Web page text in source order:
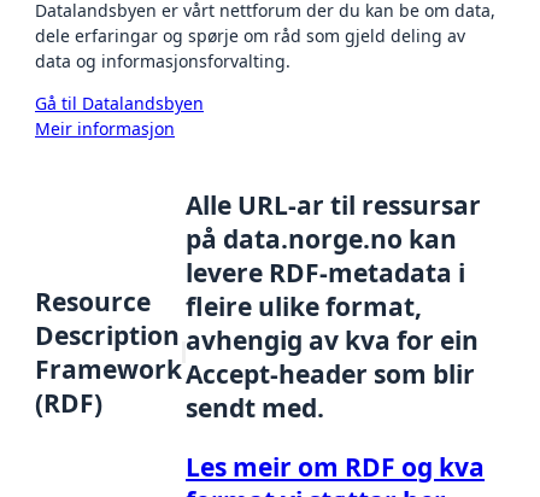
Datalandsbyen er vårt nettforum der du kan be om data,
dele erfaringar og spørje om råd som gjeld deling av
data og informasjonsforvalting.
Gå til Datalandsbyen
Meir informasjon
Resource
Description
Framework
(RDF)
Alle URL-ar til ressursar
på data.norge.no kan
levere RDF-metadata i
fleire ulike format,
avhengig av kva for ein
Accept-header som blir
sendt med.
Les meir om RDF og kva